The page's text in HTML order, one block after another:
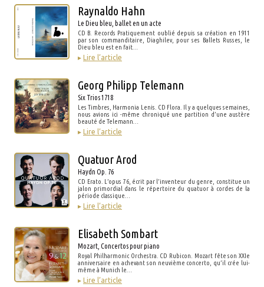
Raynaldo Hahn
Le Dieu bleu, ballet en un acte
CD B. Records Pratiquement oublié depuis sa création en 1911
par son commanditaire, Diaghilev, pour ses Ballets Russes, le
Dieu bleu est en fait…
▸ Lire l’article
Georg Philipp Telemann
Six Trios 1718
Les Timbres, Harmonia Lenis. CD Flora. Il y a quelques semaines,
nous avions ici -même chroniqué une partition d’une austère
beauté de Telemann…
▸ Lire l’article
Quatuor Arod
Haydn Op. 76
CD Erato. L’opus 76, écrit par l’inventeur du genre, constitue un
jalon primordial dans le répertoire du quatuor à cordes de la
période classique…
▸ Lire l’article
Elisabeth Sombart
Mozart, Concertos pour piano
Royal Philharmonic Orchestra. CD Rubicon. Mozart fête son XXIe
anniversaire en achevant son neuvième concerto, qu’il crée lui-
même à Munich le…
▸ Lire l’article